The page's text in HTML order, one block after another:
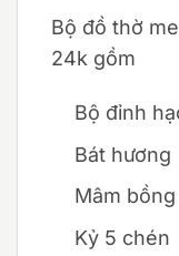
Bộ đồ thờ
24k gồm
Bộ đỉnh
Bát hương
Mâm bồng
Kỷ 5 chén